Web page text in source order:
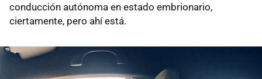
conducción autónoma en estado embrionario,
ciertamente, pero ahí está.